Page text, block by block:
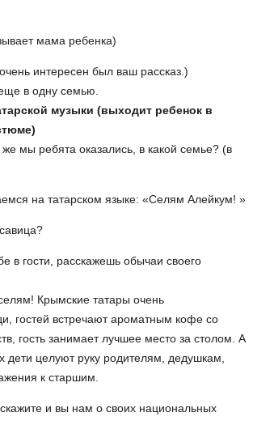
мама ребенка)
интересен был ваш рассказ.)
в одну семью.
музыки (выходит ребенок в
мы ребята оказались, в какой семье? (в
на татарском языке: «Селям Алейкум! »
в гости, расскажешь обычаи своего
Крымские татары очень
гостей встречают ароматным кофе со
гость занимает лучшее место за столом. А
целуют руку родителям, дедушкам,
к старшим.
и вы нам о своих национальных